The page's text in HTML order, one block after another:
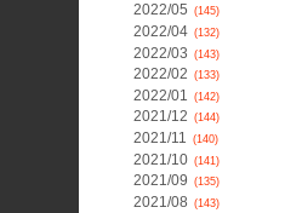
2022/05 (145)
2022/04 (132)
2022/03 (143)
2022/02 (133)
2022/01 (142)
2021/12 (144)
2021/11 (140)
2021/10 (141)
2021/09 (135)
2021/08 (143)